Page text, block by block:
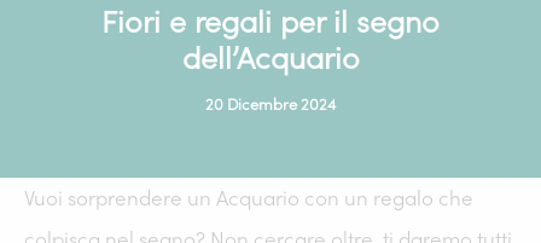
Fiori e regali per il segno
dell’Acquario
20 Dicembre 2024
Vuoi sorprendere un Acquario con un regalo che